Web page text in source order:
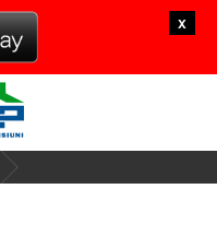
x